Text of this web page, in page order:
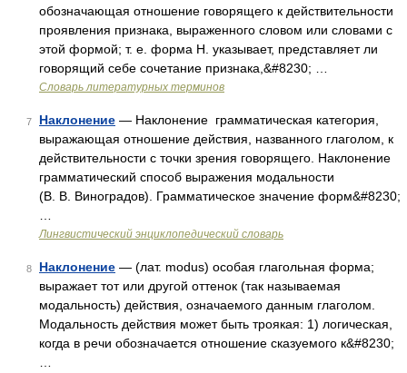
обозначающая отношение говорящего к действительности
проявления признака, выраженного словом или словами с
этой формой; т. е. форма Н. указывает, представляет ли
говорящий себе сочетание признака,&#8230; …
Словарь литературных терминов
7 Наклонение — Наклонение грамматическая категория,
выражающая отношение действия, названного глаголом, к
действительности с точки зрения говорящего. Наклонение
грамматический способ выражения модальности
(В. В. Виноградов). Грамматическое значение форм&#8230;
Лингвистический энциклопедический словарь
8 Наклонение — (лат. modus) особая глагольная форма;
выражает тот или другой оттенок (так называемая
модальность) действия, означаемого данным глаголом.
Модальность действия может быть троякая: 1) логическая,
когда в речи обозначается отношение сказуемого к&#8230;